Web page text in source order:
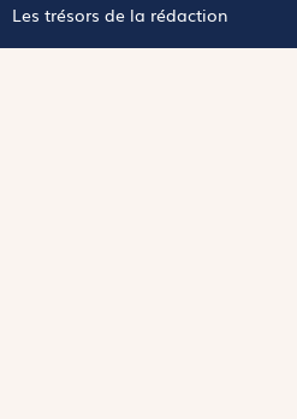
Les trésors de la rédaction
Lire Magnificat en ligne